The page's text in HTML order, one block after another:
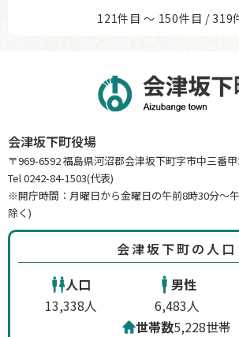
121件目 ～ 150件目 / 319
会津坂下町役場
〒969-6592 福島県河沼郡会津坂下町字市中三番
Tel 0242-84-1503(代表)
※開庁時間：月曜日から金曜日の午前8時30分～
除く)
会津坂下町の人口
人口
13,338人
男性
6,483人
世帯数5,228世帯